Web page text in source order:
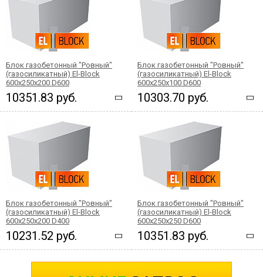
Блок газобетонный "Ровный"
(газосиликатный) El-Block
600х250х200 D600
10351.83 руб.
Блок газобетонный "Ровный"
(газосиликатный) El-Block
600х250х100 D600
10303.70 руб.
Блок газобетонный "Ровный"
(газосиликатный) El-Block
600х250х200 D400
10231.52 руб.
Блок газобетонный "Ровный"
(газосиликатный) El-Block
600х250х250 D600
10351.83 руб.